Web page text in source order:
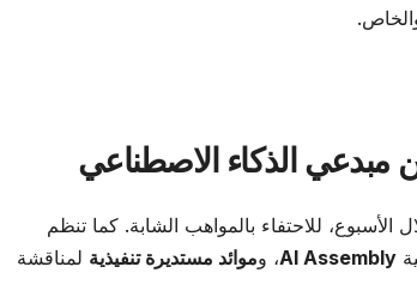
مبدعي الذكاء الاصطناعي
الأسبوع، للاحتفاء بالمواهب الشابة. كما تنظم
AI Assembly، وموائد مستديرة تنفيذية لمناقشة